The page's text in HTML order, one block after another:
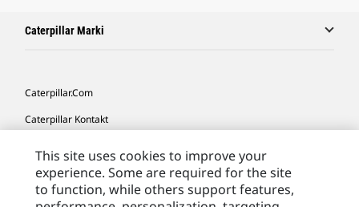
Caterpillar Marki
Caterpillar.com
Caterpillar Kontakt
Moje Preferencje Marketingowe
Site Map
This site uses cookies to improve your
experience. Some are required for the site
to function, while others support features,